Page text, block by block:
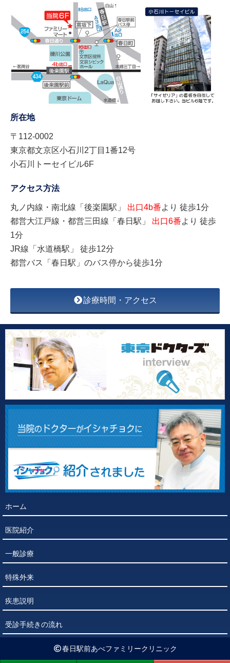
所在地
〒112-0002
東京都文京区小石川2丁目1番12号
小石川トーセイビル6F
アクセス方法
丸ノ内線・南北線「後楽園駅」 出口4b番より 徒歩1分
都営大江戸線・都営三田線「春日駅」 出口6番より 徒歩
1分
JR線「水道橋駅」 徒歩12分
都営バス「春日駅」のバス停から徒歩1分
診療時間・アクセス
ホーム
医院紹介
一般診療
特殊外来
疾患説明
受診手続きの流れ
春日駅前あべファミリークリニック